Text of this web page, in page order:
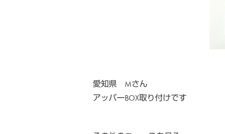
愛知県 Mさん
アッパーBOX取り付けです